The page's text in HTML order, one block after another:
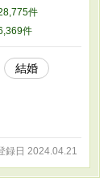
シアは巡礼旅
ーエンドにし
聖女テシアの
ないトラブル旅
件
件
結婚
録日 2024.04.21